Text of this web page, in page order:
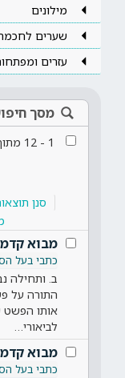
מילונים
שערים
עזרים
מסך
1
-
12
סנן
מבוא
כתבי בעל
ב. ותחילה
התורה על
אותו הפשט
לביאורי…
מבוא
כתבי בעל